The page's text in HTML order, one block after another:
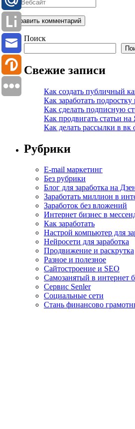
Поиск
Свежие записи
Как создать публичный
Как заработать
Как сделать подписную
Как продвигать статьи
Как делать рассылки в вк
Рубрики
E-mail маркетинг
Без рубрики
Блог для заработка на
Заработать миллион в
Заработок без вложений
Интернет бизнес в
Как заработать
Настрой компьютер для
Нейросети для заработка
Продвижение и раскрутка
Разное и полезное
Сайтостроение и SEO
Самозанятый в интернет
Сервис Senler
Социальные сети
Стань финансово